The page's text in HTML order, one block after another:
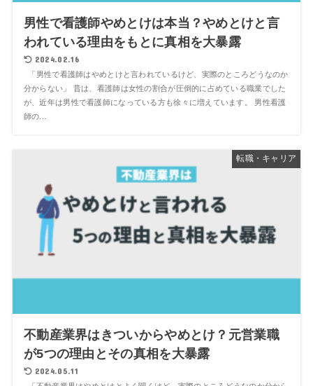
男性で看護師やめとけは本当？やめとけと言
われている理由をもとに真相を大暴露
2024.02.16
「男性で看護師はやめとけと言われているけど、実際のところどうなのか
分からない」 昔は、看護師は女性の割合が圧倒的に占めている職業でした
が、近年は男性で看護師になっている方も徐々に増えています。 男性看護
師の...
転職・キャリア
不動産業界はきついからやめとけ？元営業職
が5つの理由とその真相を大暴露
2024.05.11